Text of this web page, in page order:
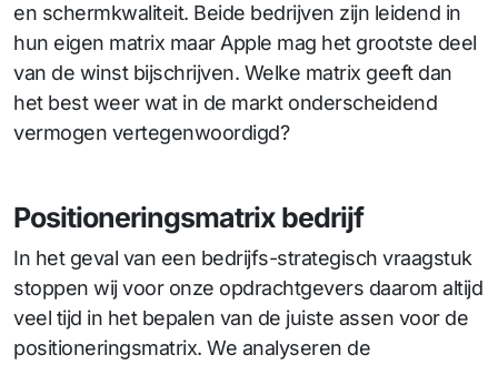
en schermkwaliteit. Beide bedrijven zijn leidend in
hun eigen matrix maar Apple mag het grootste deel
van de winst bijschrijven. Welke matrix geeft dan
het best weer wat in de markt onderscheidend
vermogen vertegenwoordigd?
Positioneringsmatrix bedrijf
In het geval van een bedrijfs-strategisch vraagstuk
stoppen wij voor onze opdrachtgevers daarom altijd
veel tijd in het bepalen van de juiste assen voor de
positioneringsmatrix. We analyseren de